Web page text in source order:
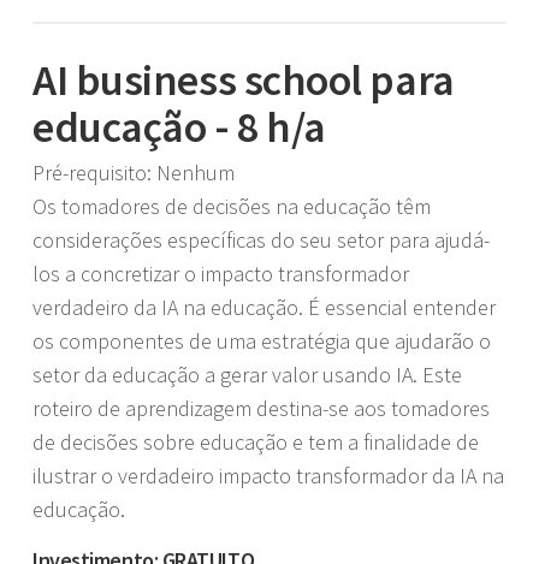
AI business school para
educação - 8 h/a
Pré-requisito: Nenhum
Os tomadores de decisões na educação têm
considerações específicas do seu setor para ajudá-
los a concretizar o impacto transformador
verdadeiro da IA na educação. É essencial entender
os componentes de uma estratégia que ajudarão o
setor da educação a gerar valor usando IA. Este
roteiro de aprendizagem destina-se aos tomadores
de decisões sobre educação e tem a finalidade de
ilustrar o verdadeiro impacto transformador da IA na
educação.